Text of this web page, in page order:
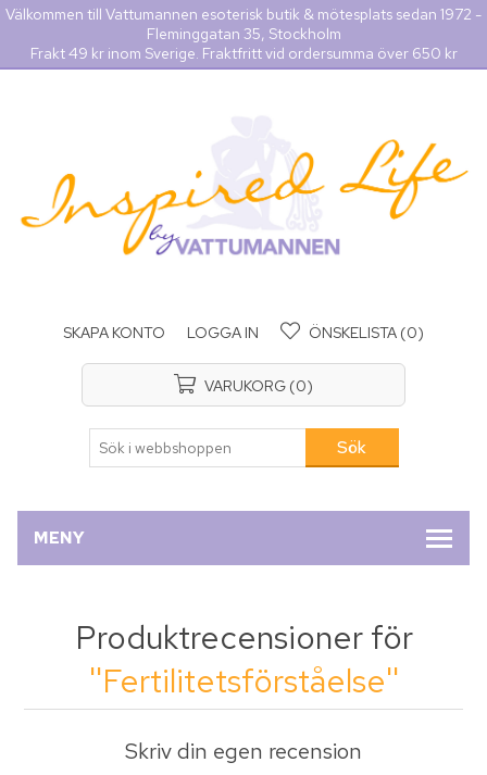
Välkommen till Vattumannen esoterisk butik & mötesplats sedan 1972 -
Fleminggatan 35, Stockholm
Frakt 49 kr inom Sverige. Fraktfritt vid ordersumma över 650 kr
SKAPA KONTO LOGGA IN ÖNSKELISTA (0)
VARUKORG (0)
MENY
Produktrecensioner för
Fertilitetsförståelse
Skriv din egen recension